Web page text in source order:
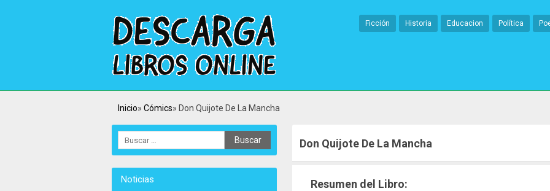
Ficción Historia Educacion Política
Inicio Cómics Don Quijote De La Mancha
Don Quijote De La Mancha
Resumen del Libro:
Noticias